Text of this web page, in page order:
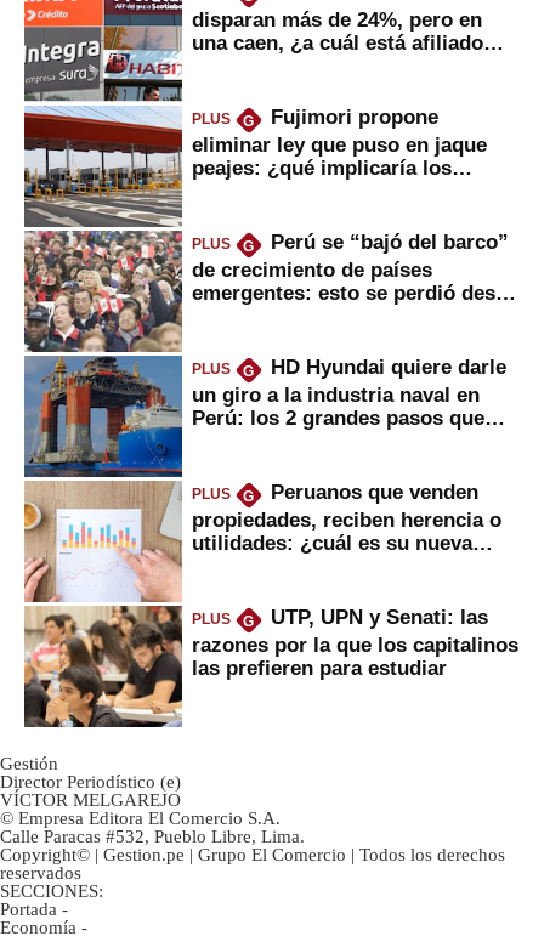
disparan más de 24%, pero en
una caen, ¿a cuál está afiliado
PLUS G
Fujimori propone
eliminar ley que puso en jaque
peajes: ¿qué implicaría los
PLUS G
Perú se “bajó del barco”
de crecimiento de países
emergentes: esto se perdió desde
PLUS G
HD Hyundai quiere darle
un giro a la industria naval en
Perú: los 2 grandes pasos que
PLUS G
Peruanos que venden
propiedades, reciben herencia o
utilidades: ¿cuál es su nueva
PLUS G
UTP, UPN y Senati: las
razones por la que los capitalinos
las prefieren para estudiar
Gestión
Director Periodístico (e)
VÍCTOR MELGAREJO
© Empresa Editora El Comercio S.A.
Calle Paracas #532, Pueblo Libre, Lima.
Copyright© | Gestion.pe | Grupo El Comercio | Todos los derechos
reservados
SECCIONES:
Portada -
Economía -